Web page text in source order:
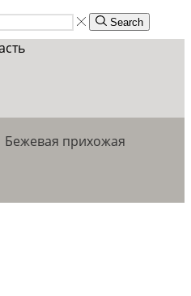
Search
Бежевая прихожая